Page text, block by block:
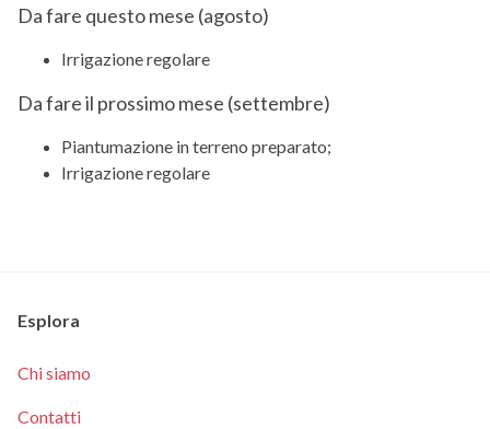
Da fare questo mese (agosto)
Irrigazione regolare
Da fare il prossimo mese (settembre)
Piantumazione in terreno preparato;
Irrigazione regolare
Esplora
Chi siamo
Contatti